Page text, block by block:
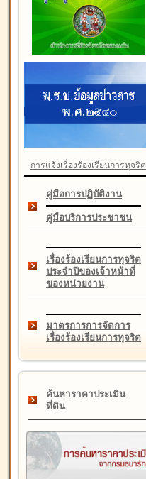
การแจ้งเรื่องร้องเรียนการทุจริต
คู่มือการปฏิบัติงาน
คู่มือบริการประชาชน
เรื่องร้องเรียนการทุจริต
ประจำปีของเจ้าหน้าที่
ของหน่วยงาน
มาตรการการจัดการ
เรื่องร้องเรียนการทุจริต
ค้นหาราคาประเมิน
ที่ดิน